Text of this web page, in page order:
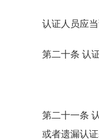
认证人员应
第二十条 认
第二十一条
或者遗漏认